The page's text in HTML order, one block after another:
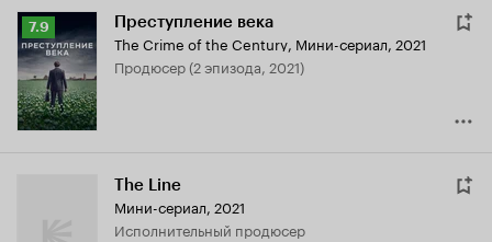
Рейтинг
Кинопоиска
7.9
7.9 Преступление века
The Crime of the Century, Мини-сериал, 2021
продюсер (2 эпизода, 2021)
The Line
Мини-сериал, 2021
исполнительный продюсер